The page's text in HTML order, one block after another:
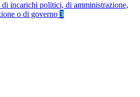
incarichi politici, di amministrazione,
o di governo 3